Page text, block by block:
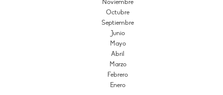
Noviembre
Octubre
Septiembre
Junio
Mayo
Abril
Marzo
Febrero
Enero